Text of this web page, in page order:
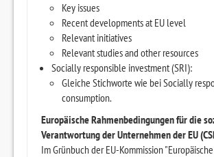
Key issues
Recent developments at EU level
Relevant initiatives
Relevant studies and other resources
Socially responsible investment (SRI):
Gleiche Stichworte wie bei Socially
consumption.
Europäische Rahmenbedingungen für die
Verantwortung der Unternehmen der EU
Im Grünbuch der EU-Kommission "Europäische